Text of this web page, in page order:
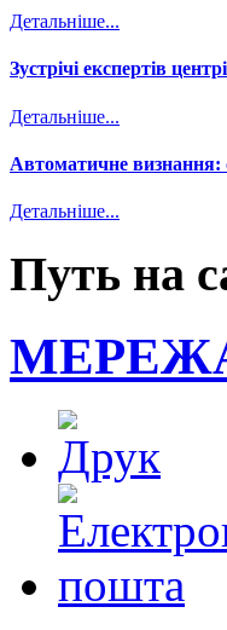
Детальніше...
Зустрічі експертів
Детальніше...
Автоматичне визнання:
Детальніше...
Путь на
МЕРЕЖА